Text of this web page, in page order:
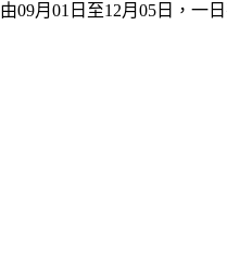
月01日至12月05日，